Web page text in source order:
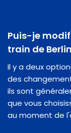
Puis-je
train de
Il y a deux
des
ils sont
que vous
au moment de